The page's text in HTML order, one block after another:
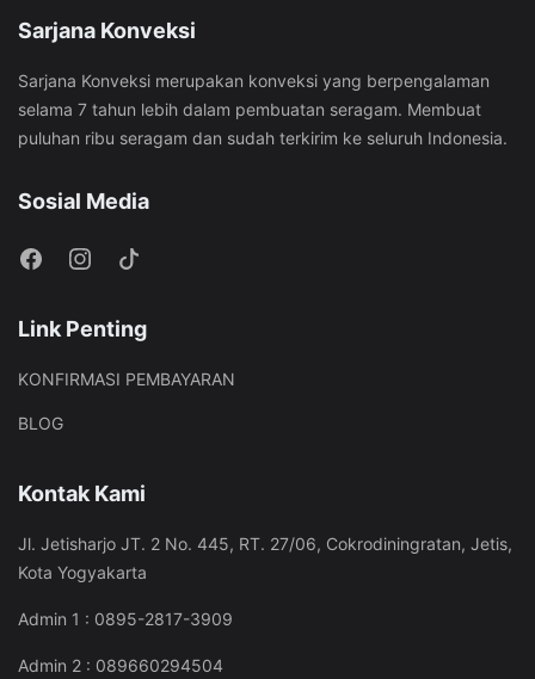
Sarjana Konveksi
Sarjana Konveksi merupakan konveksi yang berpengalaman
selama 7 tahun lebih dalam pembuatan seragam. Membuat
puluhan ribu seragam dan sudah terkirim ke seluruh Indonesia.
Sosial Media
Link Penting
KONFIRMASI PEMBAYARAN
BLOG
Kontak Kami
Jl. Jetisharjo JT. 2 No. 445, RT. 27/06, Cokrodiningratan, Jetis,
Kota Yogyakarta
Admin 1 : 0895-2817-3909
Admin 2 : 089660294504